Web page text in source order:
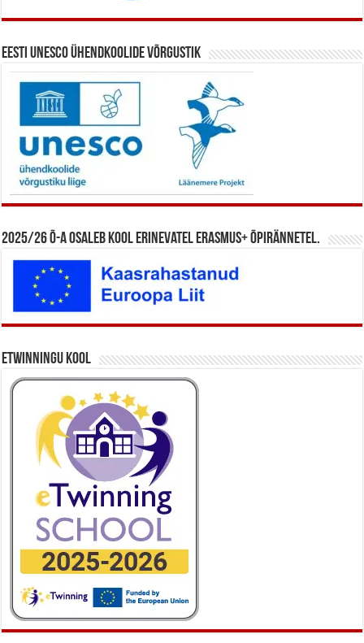
Eesti UNESCO ühendkoolide võrgustik
2025/26 õ-a osaleb kool erinevatel Erasmus+ õpirännetel.
eTwinningu kool